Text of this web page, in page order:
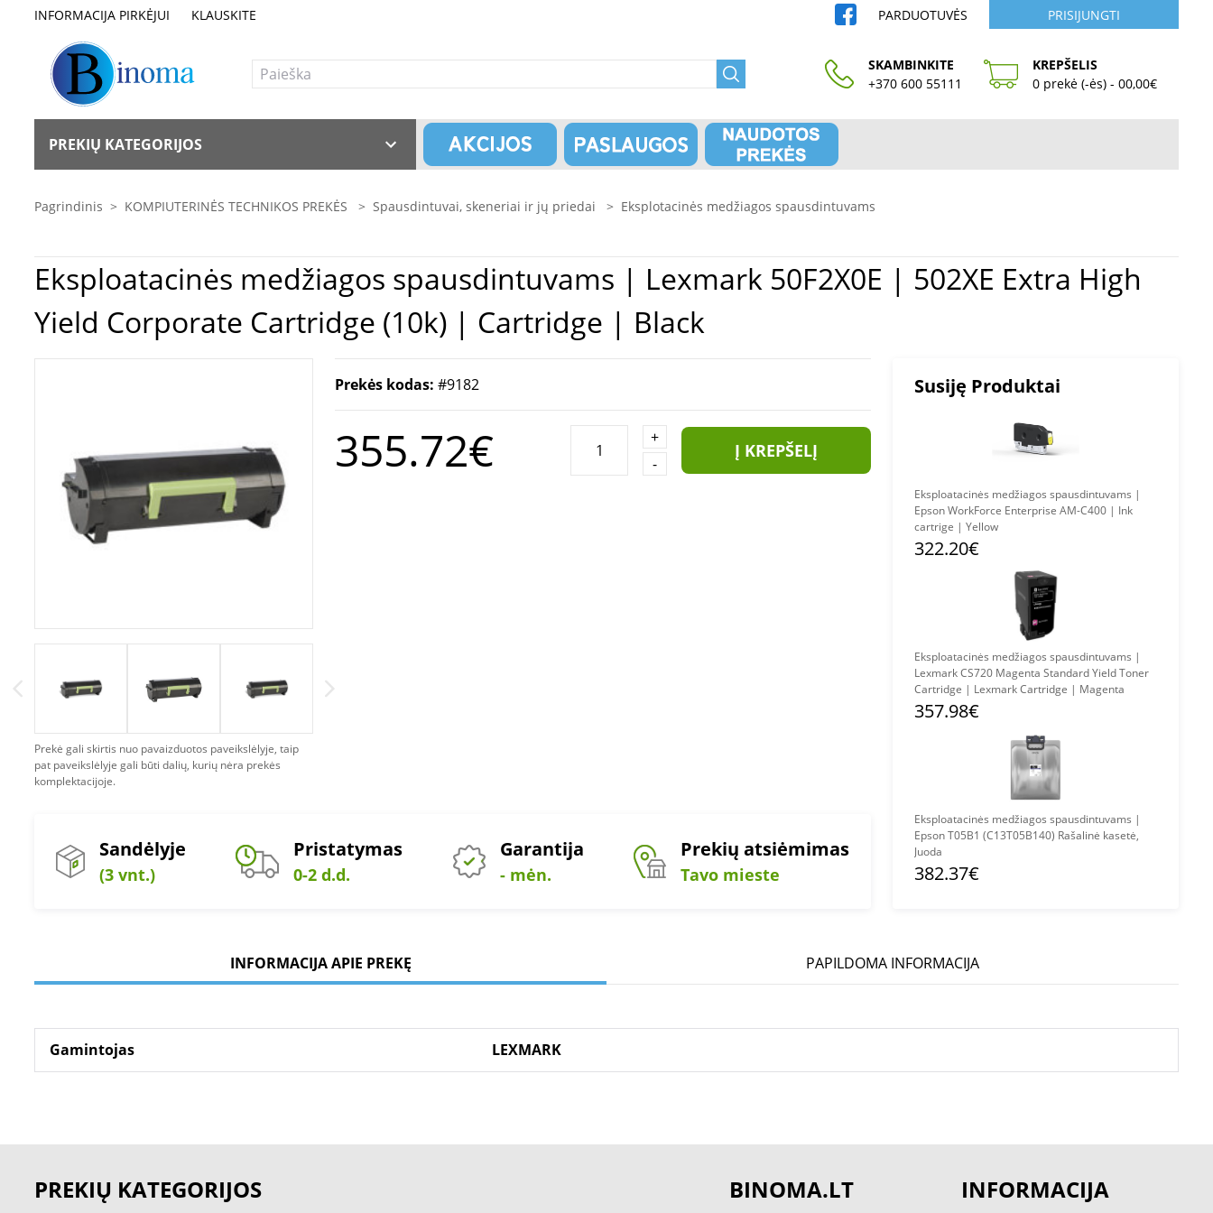
INFORMACIJA PIRKĖJUI KLAUSKITE PARDUOTUVĖS PRISIJUNGTI
SKAMBINKITE
+370 600 55111
KREPŠELIS
0 prekė (-ės) - 00,00€
PREKIŲ KATEGORIJOS
Pagrindinis > KOMPIUTERINĖS TECHNIKOS PREKĖS > Spausdintuvai, skeneriai ir jų priedai > Eksplotacinės medžiagos spausdintuvams
Eksploatacinės medžiagos spausdintuvams | Lexmark 50F2X0E | 502XE Extra High
Yield Corporate Cartridge (10k) | Cartridge | Black
Prekė gali skirtis nuo pavaizduotos paveikslėlyje, taip
pat paveikslėlyje gali būti dalių, kurių nėra prekės
komplektacijoje.
Prekės kodas: #9182
355.72€
+
-
Į KREPŠELĮ
Sandėlyje
(3 vnt.)
Pristatymas
0-2 d.d.
Garantija
- mėn.
Prekių atsiėmimas
Tavo mieste
Susiję Produktai
Eksploatacinės medžiagos spausdintuvams |
Epson WorkForce Enterprise AM-C400 | Ink
cartrige | Yellow
322.20€
Eksploatacinės medžiagos spausdintuvams |
Lexmark CS720 Magenta Standard Yield Toner
Cartridge | Lexmark Cartridge | Magenta
357.98€
Eksploatacinės medžiagos spausdintuvams |
Epson T05B1 (C13T05B140) Rašalinė kasetė,
Juoda
382.37€
INFORMACIJA APIE PREKĘ PAPILDOMA INFORMACIJA
Gamintojas LEXMARK
PREKIŲ KATEGORIJOS BINOMA.LT INFORMACIJA